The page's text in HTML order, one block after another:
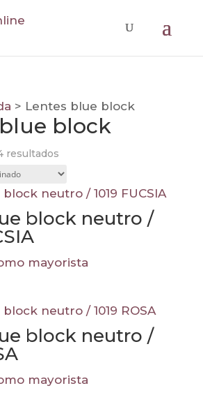
> Lentes blue block
block
resultados
block neutro /
mayorista
block neutro /
mayorista